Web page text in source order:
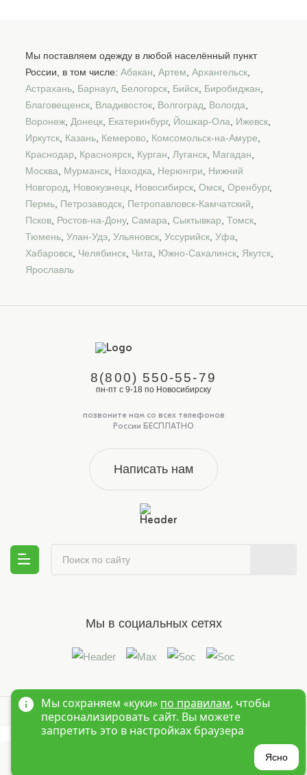
?
Мы поставляем одежду в любой населённый пункт
России, в том числе: Абакан, Артем, Архангельск,
Астрахань, Барнаул, Белогорск, Бийск, Биробиджан,
Благовещенск, Владивосток, Волгоград, Вологда,
Воронеж, Донецк, Екатеринбург, Йошкар-Ола, Ижевск,
Иркутск, Казань, Кемерово, Комсомольск-на-Амуре,
Краснодар, Красноярск, Курган, Луганск, Магадан,
Москва, Мурманск, Находка, Нерюнгри, Нижний
Новгород, Новокузнецк, Новосибирск, Омск, Оренбург,
Пермь, Петрозаводск, Петропавловск-Камчатский,
Псков, Ростов-на-Дону, Самара, Сыктывкар, Томск,
Тюмень, Улан-Удэ, Ульяновск, Уссурийск, Уфа,
Хабаровск, Челябинск, Чита, Южно-Сахалинск, Якутск,
Ярославль
8(800) 550-55-79
пн-пт с 9-18 по Новосибирску
позвоните нам со всех телефонов
России БЕСПЛАТНО
Написать нам
Мы в социальных сетях
© 1995-2026 Оптовый интернет магазин детской одежды «Краски
Детства»Новосибирск
Мы сохраняем «куки» по правилам, чтобы
персонализировать сайт. Вы можете
запретить это в настройках браузера
Ясно